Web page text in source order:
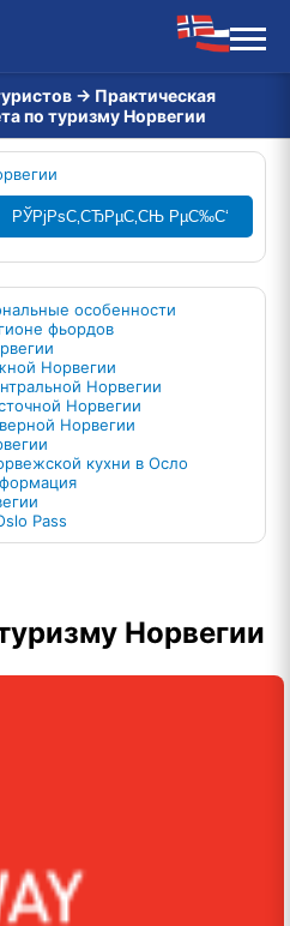
→ Практическая
по туризму Норвегии
РЎРјРѕС‚СЂРµС‚СЊ РµС‰С‘
особенности
фьордов
Норвегии
Норвегии
Норвегии
Норвегии
кухни в Осло
Pass
Норвегии